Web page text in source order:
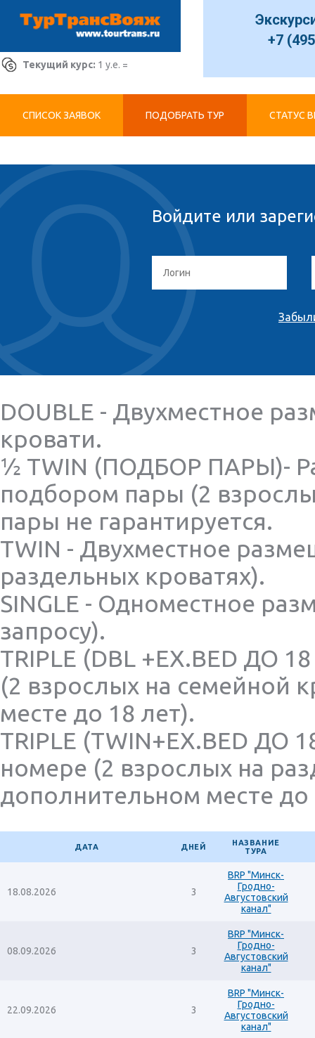
Текущий курс: 1 у.е. =
+7
СПИСОК ЗАЯВОК ПОДОБРАТЬ ТУР СТАТУС
Войдите или
DOUBLE - Двухместное
кровати.
½ TWIN (ПОДБОР ПАРЫ)-
подбором пары (2
пары не гарантируется.
TWIN - Двухместное
раздельных кроватях).
SINGLE - Одноместное
запросу).
TRIPLE (DBL +EX.BED ДО
(2 взрослых на семейной
месте до 18 лет).
TRIPLE (TWIN+EX.BED ДО
номере (2 взрослых на
дополнительном месте до
ДАТА ДНЕЙ
НАЗВАНИЕ
ТУРА
18.08.2026 3
BRP "Минск-
Гродно-
Августовский
канал"
08.09.2026 3
BRP "Минск-
Гродно-
Августовский
канал"
22.09.2026 3
BRP "Минск-
Гродно-
Августовский
канал"